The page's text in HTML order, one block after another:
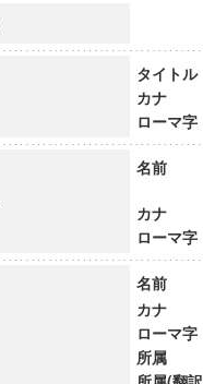
タイトル
カナ
ローマ字
名前
カナ
ローマ字
名前
カナ
ローマ字
所属